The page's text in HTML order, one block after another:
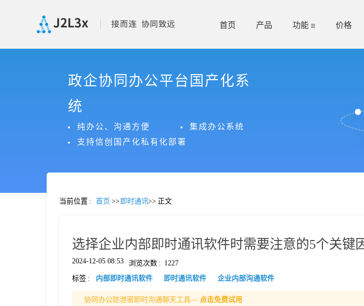
首页 产品 功能 价格
政企协同办公平台国产化系
统
纯办公、沟通方便
集成办公系统
支持信创国产化私有化部署
当前位置 : 首页 >> 即时通讯>> 正文
选择企业内部即时通讯软件时需要注意的5个关键
2024-12-05 08:53 浏览次数 : 1227
标签 : 内部即时通讯软件 即时通讯软件 企业内部沟通软件
协同办公防泄密即时沟通聊天工具— 点击免费试用